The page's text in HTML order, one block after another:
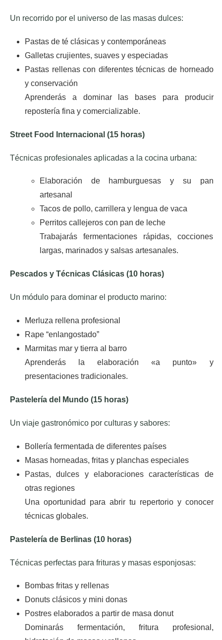
Un recorrido por el universo de las masas dulces:
Pastas de té clásicas y contemporáneas
Galletas crujientes, suaves y especiadas
Pastas rellenas con diferentes técnicas de horneado
y conservación
Aprenderás a dominar las bases para producir
repostería fina y comercializable.
Street Food Internacional (15 horas)
Técnicas profesionales aplicadas a la cocina urbana:
Elaboración de hamburguesas y su pan
artesanal
Tacos de pollo, carrillera y lengua de vaca
Perritos callejeros con pan de leche
Trabajarás fermentaciones rápidas, cocciones
largas, marinados y salsas artesanales.
Pescados y Técnicas Clásicas (10 horas)
Un módulo para dominar el producto marino:
Merluza rellena profesional
Rape “enlangostado”
Marmitas mar y tierra al barro
Aprenderás la elaboración «a punto» y
presentaciones tradicionales.
Pastelería del Mundo (15 horas)
Un viaje gastronómico por culturas y sabores:
Bollería fermentada de diferentes países
Masas horneadas, fritas y planchas especiales
Pastas, dulces y elaboraciones características de
otras regiones
Una oportunidad para abrir tu repertorio y conocer
técnicas globales.
Pastelería de Berlinas (10 horas)
Técnicas perfectas para frituras y masas esponjosas:
Bombas fritas y rellenas
Donuts clásicos y mini donas
Postres elaborados a partir de masa donut
Dominarás fermentación, fritura profesional,